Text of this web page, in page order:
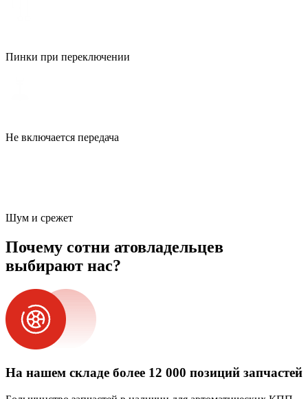
Пинки при переключении
Не включается передача
Шум и срежет
Почему сотни атовладельцев
выбирают нас?
На нашем складе более 12 000 позиций запчастей